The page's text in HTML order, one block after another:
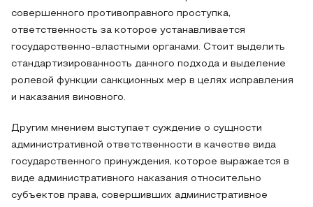
совершенного противоправного проступка,
ответственность за которое устанавливается
государственно-властными органами. Стоит выделить
стандартизированность данного подхода и выделение
ролевой функции санкционных мер в целях исправления
и наказания виновного.
Другим мнением выступает суждение о сущности
административной ответственности в качестве вида
государственного принуждения, которое выражается в
виде административного наказания относительно
субъектов права, совершивших административное